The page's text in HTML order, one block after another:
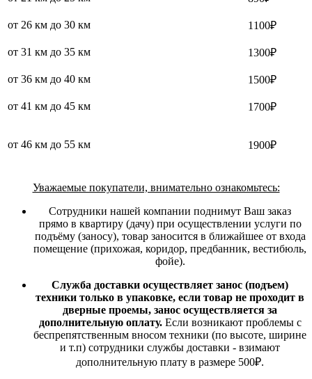
от 26 км до 30 км 1100₽
от 31 км до 35 км 1300₽
от 36 км до 40 км 1500₽
от 41 км до 45 км 1700₽
от 46 км до 55 км 1900₽
Уважаемые покупатели, внимательно ознакомьтесь:
Сотрудники нашей компании поднимут Ваш заказ
прямо в квартиру (дачу) при осуществлении услуги по
подъёму (заносу), товар заносится в ближайшее от входа
помещение (прихожая, коридор, предбанник, вестибюль,
фойе).
Служба доставки осуществляет занос (подъем)
техники только в упаковке, если товар не проходит в
дверные проемы, занос осуществляется за
дополнительную оплату. Если возникают проблемы с
беспрепятственным вносом техники (по высоте, ширине
и т.п) сотрудники службы доставки - взимают
дополнительную плату в размере 500₽.